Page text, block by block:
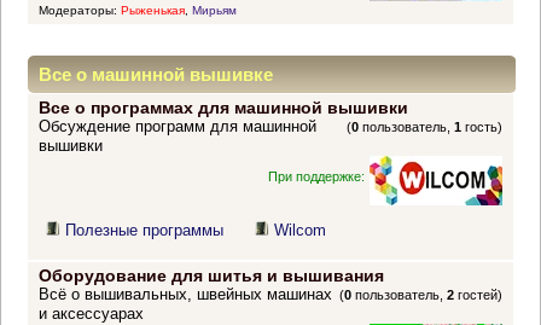
Модераторы: Рыженькая, Мирьям
Все о машинной вышивке
Все о программах для машинной вышивки
(0 пользователь,1 гость)
Обсуждение программ для машинной
вышивки
При поддержке:
Полезные программы Wilcom
Оборудование для шитья и вышивания
(0 пользователь,2 гостей)
Всё о вышивальных, швейных машинах
и аксессуарах